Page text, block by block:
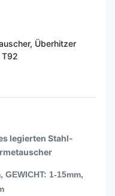
Überhitzer
T92
legierten Stahl-
1-15mm,